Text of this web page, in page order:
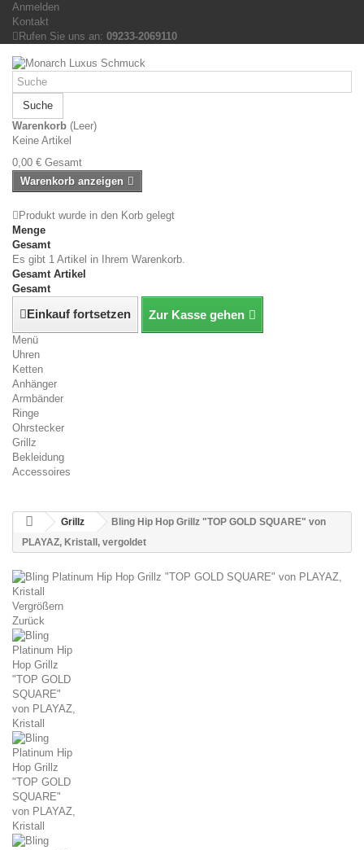
Anmelden
Kontakt
Rufen Sie uns an: 09233-2069110
Suche
Warenkorb (Leer)
Keine Artikel
0,00 € Gesamt
Warenkorb anzeigen
Produkt wurde in den Korb gelegt
Menge
Gesamt
Es gibt 1 Artikel in Ihrem Warenkorb.
Gesamt Artikel
Gesamt
Einkauf fortsetzen Zur Kasse gehen
Menü
Uhren
Ketten
Anhänger
Armbänder
Ringe
Ohrstecker
Grillz
Bekleidung
Accessoires
Grillz
Bling Hip Hop Grillz "TOP GOLD SQUARE" von
PLAYAZ, Kristall, vergoldet
Vergrößern
Zurück